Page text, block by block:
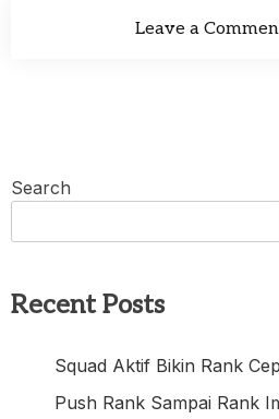
Leave a
Search
Recent Posts
Squad Aktif Bikin Rank
Push Rank Sampai Rank